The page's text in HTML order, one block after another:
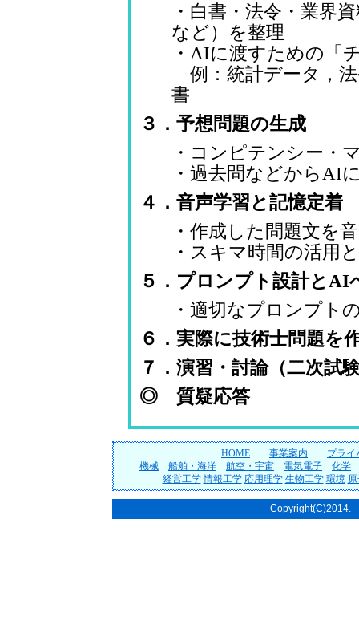
・白書・法令・業界
など）を整理
・AIに渡すための「
例：統計データ，
書
３．予想問題の生成
・コンピテンシー・
・過去問などからAI
４．音声学習と記憶定着
・作成した問題文を
・スキマ時間の活用
５．プロンプト設計とAI
・適切なプロンプト
６．実際に技術士問題を
７．演習・討論（二次試
◎ 質疑応答
HOME 事業案内
プライ
機械
船舶・海洋 航空・宇宙 電気電子
化学
経営工学 情報工学 応用理学 生物工学 環境
Copyright(C)2014.